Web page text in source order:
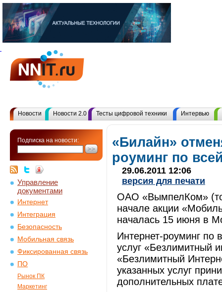
Новости Новости 2.0 Тесты цифровой техники Интервью
Подписка на новости:
Управление
документами
Интернет
Интеграция
Безопасность
Мобильная связь
Фиксированная связь
ПО
Рынок ПК
Маркетинг
«Билайн»
роуминг по
29.06.2011 12:06
версия для печати
ОАО «ВымпелКом»
начале акции
началась 15 июня в
Интернет-роуминг по
услуг «Безлимитный
«Безлимитный
указанных услуг
дополнительных